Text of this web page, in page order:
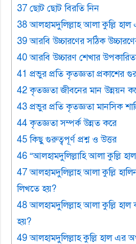
37 ছোট ছোট বিরতি নিন
38 আলহামদুলিল্লাহ আলা কুল্লি
39 আরবি উচ্চারণের সঠিক
40 আরবি উচ্চারণ শেখার
41 প্রভুর প্রতি কৃতজ্ঞতা প্রকাশের
42 কৃতজ্ঞতা জীবনের মান উন্নয়ন
43 প্রভুর প্রতি কৃতজ্ঞতা মানসিক
44 কৃতজ্ঞতা সম্পর্ক উন্নত করে
45 কিছু গুরুত্বপূর্ণ প্রশ্ন ও উত্তর
46 “আলহামদুলিল্লাহি আলা কুল্লি
47 আলহামদুলিল্লাহ আলা কুল্লি
লিখতে হয়?
48 আলহামদুলিল্লাহ আলা কুল্লি
হয়?
49 আলহামদুলিল্লাহ কুল্লি হাল এর